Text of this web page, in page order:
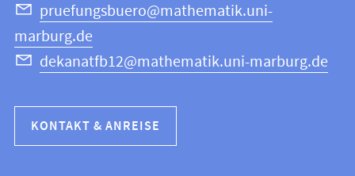
pruefungsbuero@mathematik.uni-
marburg.de
dekanatfb12@mathematik.uni-marburg.de
KONTAKT & ANREISE